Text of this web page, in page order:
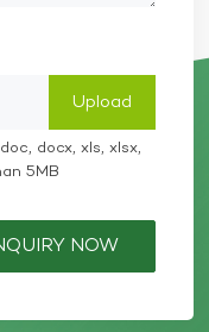
이 뛰어나고 지속
에서는
솔루션을 제공할 수
경량 구조, 지속 가
커짐에 따라 현무
션 중 하나로 떠오
경적 이점을 갖춘
제조의 미래 방향
도울 수 있어 자랑
docx, xls, xlsx,
5MB
NOW